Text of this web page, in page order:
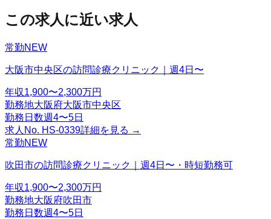
この求人に近い求人
常勤NEW
大阪市中央区の訪問診療クリニック｜週4日〜
年収1,900〜2,300万円
勤務地大阪府大阪市中央区
勤務日数週4〜5日
求人No. HS-0339詳細を見る →
常勤NEW
吹田市の訪問診療クリニック｜週4日〜・時短勤務可
年収1,900〜2,300万円
勤務地大阪府吹田市
勤務日数週4〜5日